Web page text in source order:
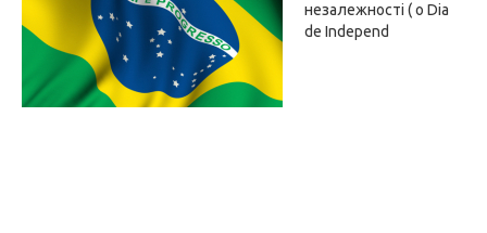
незалежності ( o Dia
de Independ